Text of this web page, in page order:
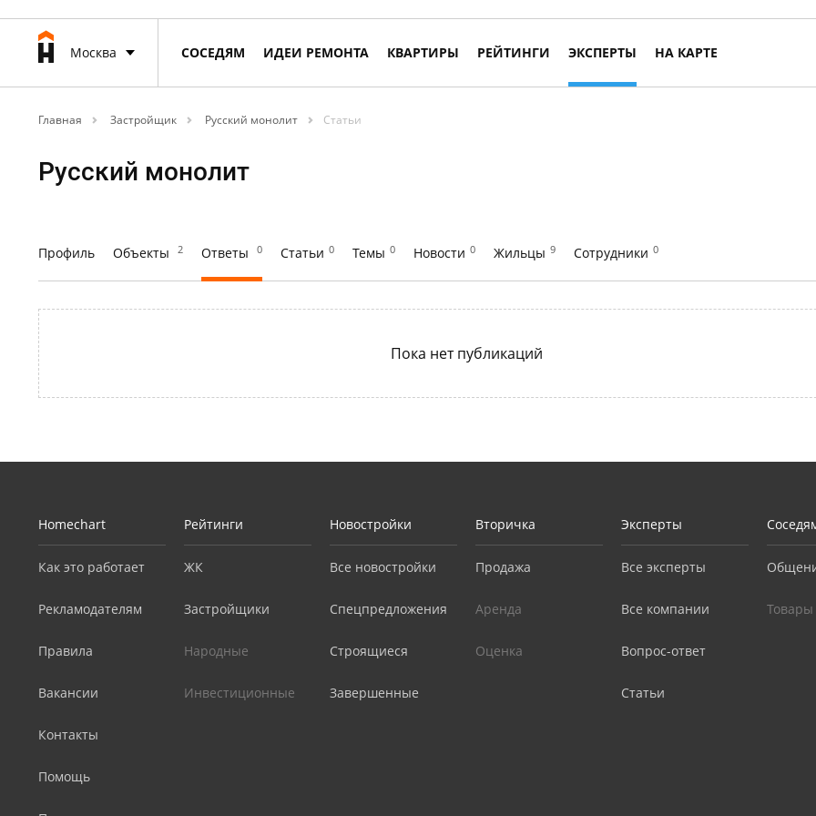
Москва СОСЕДЯМ ИДЕИ РЕМОНТА КВАРТИРЫ РЕЙТИНГИ ЭКСПЕРТЫ НА КАРТЕ
Главная Застройщик Русский монолит Статьи
Русский монолит
Профиль Объекты 2 Ответы 0 Статьи 0 Темы 0 Новости 0 Жильцы 9 Сотрудники 0
Пока нет публикаций
Homechart
Как это работает
Рекламодателям
Правила
Вакансии
Контакты
Помощь
Рейтинги
ЖК
Застройщики
Народные
Инвестиционные
Новостройки
Все новостройки
Спецпредложения
Строящиеся
Завершенные
Вторичка
Продажа
Аренда
Оценка
Эксперты
Все эксперты
Все компании
Вопрос-ответ
Статьи
Товары